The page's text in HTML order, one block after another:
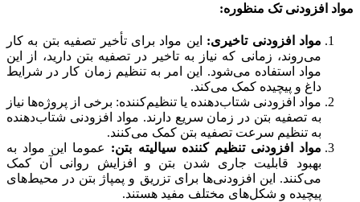
مواد افزودنی تک منظوره:
مواد افزودنی تاخیری: این مواد برای تأخیر تصفیه بتن به کار
می‌روند، زمانی که نیاز به تاخیر در تصفیه بتن دارید، از این
مواد استفاده می‌شود. این امر به تنظیم زمان کار در شرایط
داغ و پیچیده کمک می‌کند.
مواد افزودنی شتاب‌دهنده یا تنظیم‌کننده: برخی از پروژه‌ها نیاز
به تصفیه بتن در زمان سریع دارند. مواد افزودنی شتاب‌دهنده
به تنظیم سرعت تصفیه بتن کمک می‌کنند.
مواد افزودنی تنظیم کننده سیالیته بتن: عموما این مواد به
بهبود قابلیت جاری شدن بتن و افزایش روانی آن کمک
می‌کنند. این افزودنی‌ها برای تزریق و پمپاژ بتن در محیط‌های
پیچیده و شکل‌های مختلف مفید هستند.